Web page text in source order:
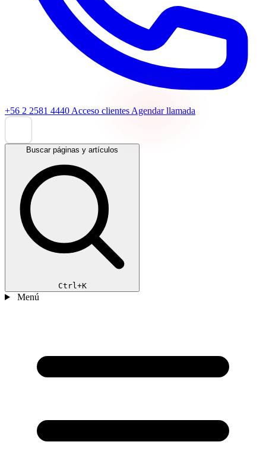
+56 2 2581 4440 Acceso clientes Agendar llamada
Buscar páginas y artículos
Ctrl+K
Menú